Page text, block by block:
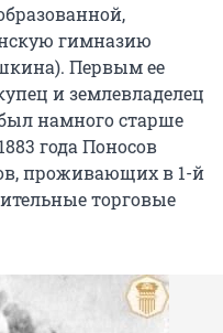
гимназию
Первым ее
и землевладелец
намного старше
года Поносов
проживающих в 1-й
торговые